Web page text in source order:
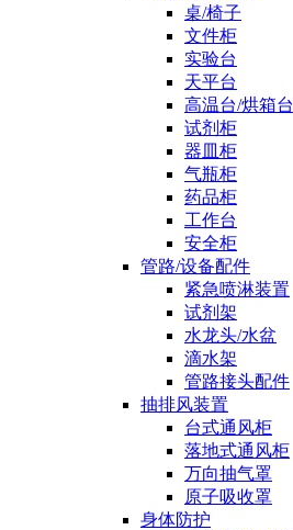
桌/椅子
文件柜
实验台
天平台
高温台/烘箱台
试剂柜
器皿柜
气瓶柜
药品柜
工作台
安全柜
管路/设备配件
紧急喷淋装置
试剂架
水龙头/水盆
滴水架
管路接头配件
抽排风装置
台式通风柜
落地式通风柜
万向抽气罩
原子吸收罩
身体防护